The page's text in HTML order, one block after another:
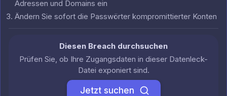
Adressen und Domains ein
Ändern Sie sofort die Passwörter kompromittierter Konten
Diesen Breach durchsuchen
Prüfen Sie, ob Ihre Zugangsdaten in dieser Datenleck-
Datei exponiert sind.
Jetzt suchen